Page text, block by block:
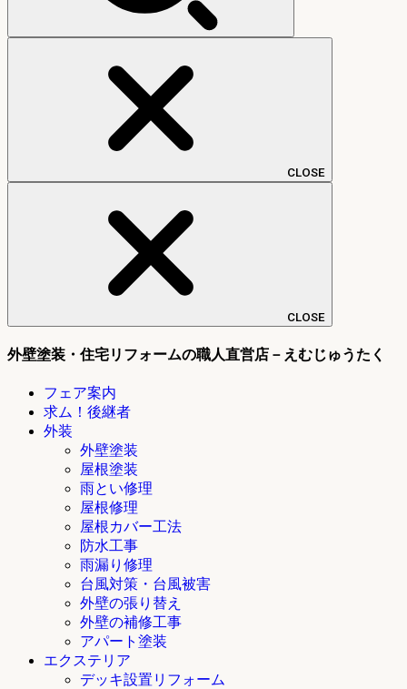
CLOSE
CLOSE
外壁塗装・住宅リフォームの職人直営店－えむじゅうたく
フェア案内
求ム！後継者
外装
外壁塗装
屋根塗装
雨とい修理
屋根修理
屋根カバー工法
防水工事
雨漏り修理
台風対策・台風被害
外壁の張り替え
外壁の補修工事
アパート塗装
エクステリア
デッキ設置リフォーム